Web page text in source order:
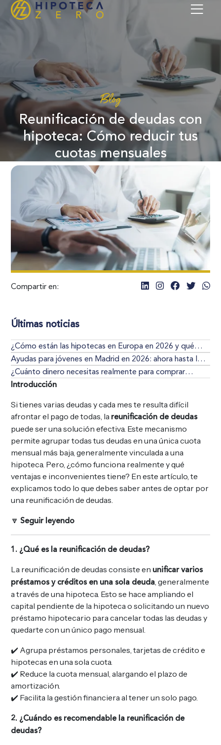
Blog
Reunificación de deudas con
hipoteca: Cómo reducir tus
cuotas mensuales
Compartir en:
Últimas noticias
¿Cómo están las hipotecas en Europa en 2026 y qué
significa esto si quieres comprar vivienda?
Ayudas para jóvenes en Madrid en 2026: ahora hasta los
40 años (quién puede acceder realmente)
¿Cuánto dinero necesitas realmente para comprar
vivienda en 2026 (y por qué casi nadie lo calcula bien)?
Introducción
Si tienes varias deudas y cada mes te resulta difícil
afrontar el pago de todas, la reunificación de deudas
puede ser una solución efectiva. Este mecanismo
permite agrupar todas tus deudas en una única cuota
mensual más baja, generalmente vinculada a una
hipoteca. Pero, ¿cómo funciona realmente y qué
ventajas e inconvenientes tiene? En este artículo, te
explicamos todo lo que debes saber antes de optar por
una reunificación de deudas.
🔽Seguir leyendo
1. ¿Qué es la reunificación de deudas?
La reunificación de deudas consiste en unificar varios
préstamos y créditos en una sola deuda, generalmente
a través de una hipoteca. Esto se hace ampliando el
capital pendiente de la hipoteca o solicitando un nuevo
préstamo hipotecario para cancelar todas las deudas y
quedarte con un único pago mensual.
✔️ Agrupa préstamos personales, tarjetas de crédito e
hipotecas en una sola cuota.
✔️ Reduce la cuota mensual, alargando el plazo de
amortización.
✔️ Facilita la gestión financiera al tener un solo pago.
2. ¿Cuándo es recomendable la reunificación de
deudas?